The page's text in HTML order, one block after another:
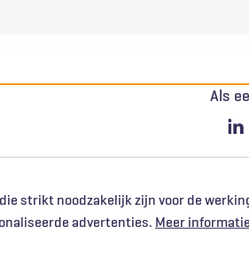
strikt noodzakelijk zijn voor de
advertenties. Meer informatie
Als